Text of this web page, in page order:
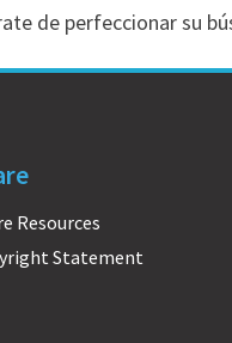
de perfeccionar su
Resources
Statement